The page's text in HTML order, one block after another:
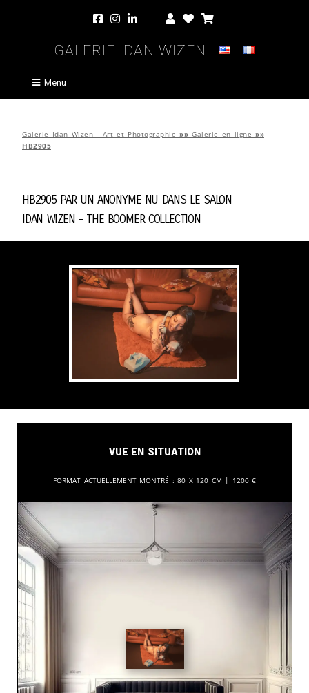
Galerie Idan Wizen
Menu
Galerie Idan Wizen - Art et Photographie »» Galerie en ligne »»
HB2905
HB2905 parUn Anonyme Nu Dans Le Salon
Idan Wizen - The Boomer Collection
Vue en situation
Format actuellement montré : 80 x 120 cm | 1200 €